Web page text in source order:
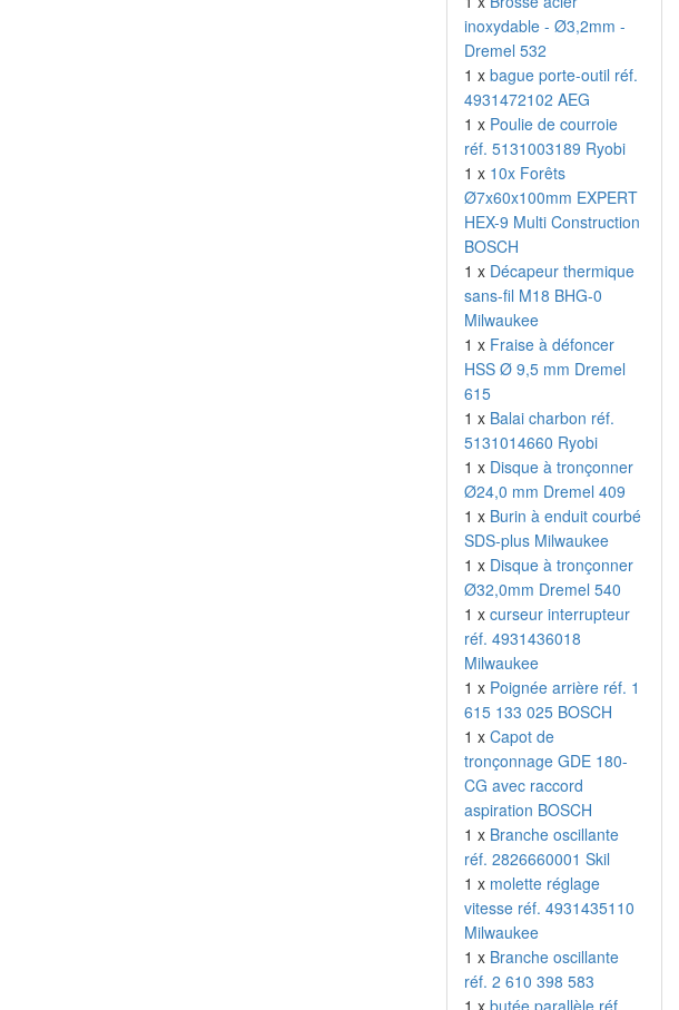
inoxydable - Ø3,2mm -
Dremel 532
1 x bague porte-outil réf.
4931472102 AEG
1 x Poulie de courroie
réf. 5131003189 Ryobi
1 x 10x Forêts
Ø7x60x100mm EXPERT
HEX-9 Multi Construction
BOSCH
1 x Décapeur thermique
sans-fil M18 BHG-0
Milwaukee
1 x Fraise à défoncer
HSS Ø 9,5 mm Dremel
615
1 x Balai charbon réf.
5131014660 Ryobi
1 x Disque à tronçonner
Ø24,0 mm Dremel 409
1 x Burin à enduit courbé
SDS-plus Milwaukee
1 x Disque à tronçonner
Ø32,0mm Dremel 540
1 x curseur interrupteur
réf. 4931436018
Milwaukee
1 x Poignée arrière réf. 1
615 133 025 BOSCH
1 x Capot de
tronçonnage GDE 180-
CG avec raccord
aspiration BOSCH
1 x Branche oscillante
réf. 2826660001 Skil
1 x molette réglage
vitesse réf. 4931435110
Milwaukee
1 x Branche oscillante
réf. 2 610 398 583